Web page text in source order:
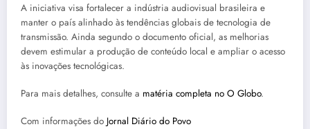
A iniciativa visa fortalecer a indústria audiovisual brasileira e
manter o país alinhado às tendências globais de tecnologia de
transmissão. Ainda segundo o documento oficial, as melhorias
devem estimular a produção de conteúdo local e ampliar o acesso
às inovações tecnológicas.
Para mais detalhes, consulte a matéria completa no O Globo.
Com informações do Jornal Diário do Povo